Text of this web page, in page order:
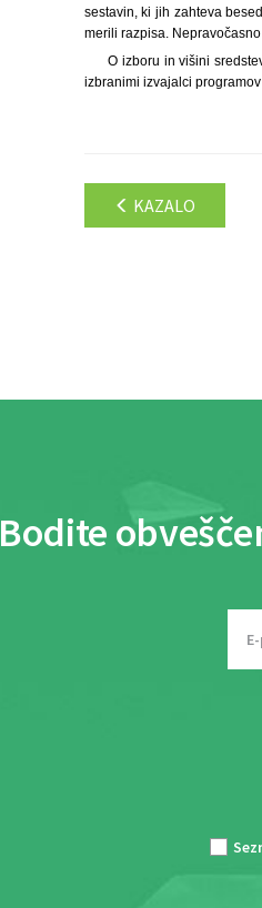
sestavin, ki jih zahteva
merili razpisa.
O izboru in višini
izbranimi izvajalci
KAZALO
Bodite